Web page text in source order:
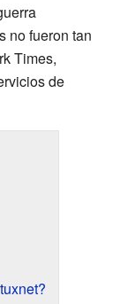
no fueron tan
Times,
de